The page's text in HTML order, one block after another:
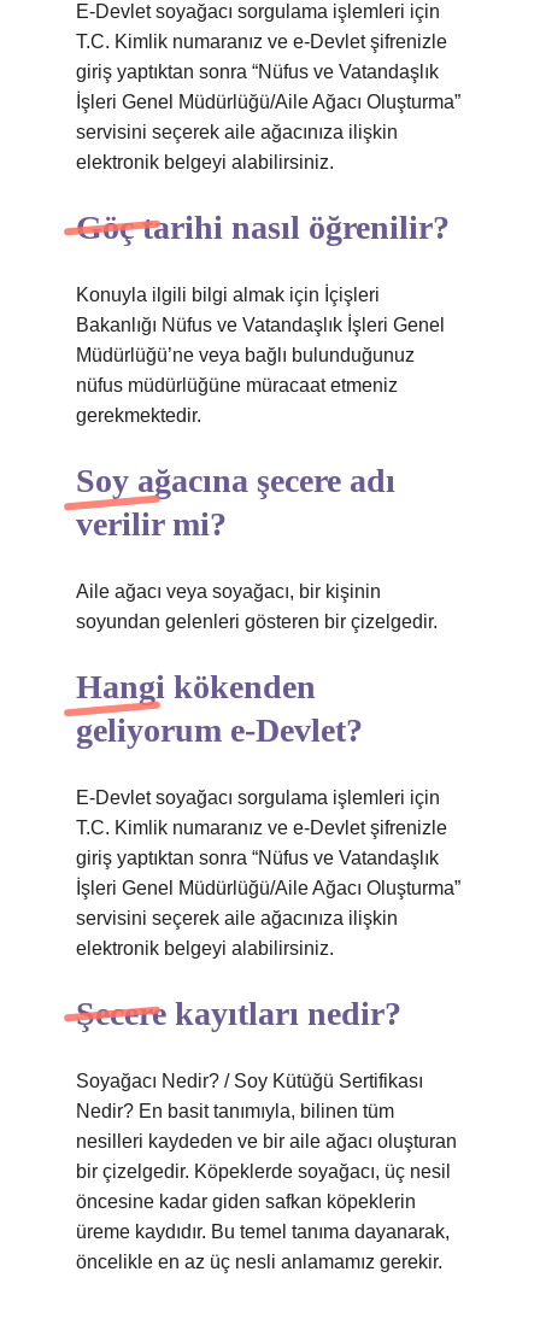
E-Devlet soyağacı sorgulama işlemleri için
T.C. Kimlik numaranız ve e-Devlet şifrenizle
giriş yaptıktan sonra “Nüfus ve Vatandaşlık
İşleri Genel Müdürlüğü/Aile Ağacı Oluşturma”
servisini seçerek aile ağacınıza ilişkin
elektronik belgeyi alabilirsiniz.
Göç tarihi nasıl öğrenilir?
Konuyla ilgili bilgi almak için İçişleri
Bakanlığı Nüfus ve Vatandaşlık İşleri Genel
Müdürlüğü’ne veya bağlı bulunduğunuz
nüfus müdürlüğüne müracaat etmeniz
gerekmektedir.
Soy ağacına şecere adı
verilir mi?
Aile ağacı veya soyağacı, bir kişinin
soyundan gelenleri gösteren bir çizelgedir.
Hangi kökenden
geliyorum e-Devlet?
E-Devlet soyağacı sorgulama işlemleri için
T.C. Kimlik numaranız ve e-Devlet şifrenizle
giriş yaptıktan sonra “Nüfus ve Vatandaşlık
İşleri Genel Müdürlüğü/Aile Ağacı Oluşturma”
servisini seçerek aile ağacınıza ilişkin
elektronik belgeyi alabilirsiniz.
Şecere kayıtları nedir?
Soyağacı Nedir? / Soy Kütüğü Sertifikası
Nedir? En basit tanımıyla, bilinen tüm
nesilleri kaydeden ve bir aile ağacı oluşturan
bir çizelgedir. Köpeklerde soyağacı, üç nesil
öncesine kadar giden safkan köpeklerin
üreme kaydıdır. Bu temel tanıma dayanarak,
öncelikle en az üç nesli anlamamız gerekir.